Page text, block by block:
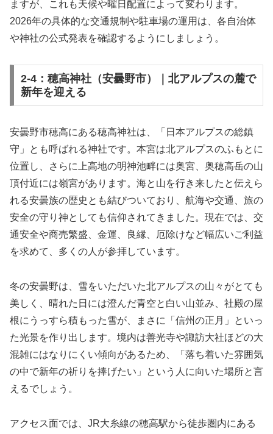
ますが、これも天候や曜日配置によって変わります。
2026年の具体的な交通規制や駐車場の運用は、各自治体
や神社の公式発表を確認するようにしましょう。
2-4：穂高神社（安曇野市）｜北アルプスの麓で
新年を迎える
安曇野市穂高にある穂高神社は、「日本アルプスの総鎮
守」とも呼ばれる神社です。本宮は北アルプスのふもとに
位置し、さらに上高地の明神池畔には奥宮、奥穂高岳の山
頂付近には嶺宮があります。海と山を行き来したと伝えら
れる安曇族の歴史とも結びついており、航海や交通、旅の
安全の守り神としても信仰されてきました。現在では、交
通安全や商売繁盛、金運、良縁、厄除けなど幅広いご利益
を求めて、多くの人が参拝しています。
冬の安曇野は、雪をいただいた北アルプスの山々がとても
美しく、晴れた日には澄んだ青空と白い山並み、社殿の屋
根にうっすら積もった雪が、まさに「信州の正月」といっ
た光景を作り出します。境内は善光寺や諏訪大社ほどの大
混雑にはなりにくい傾向があるため、「落ち着いた雰囲気
の中で新年の祈りを捧げたい」という人に向いた場所と言
えるでしょう。
アクセス面では、JR大糸線の穂高駅から徒歩圏内にある